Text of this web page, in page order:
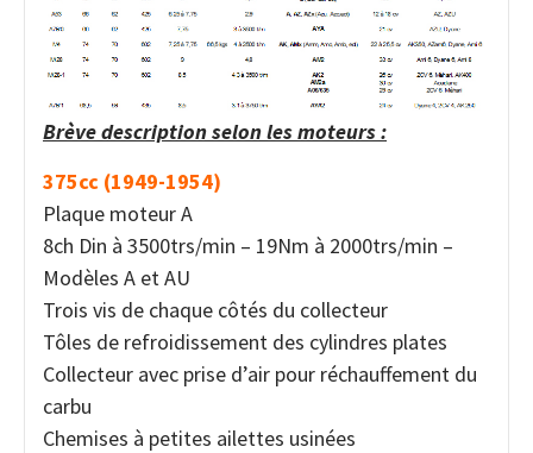
Brève description selon les moteurs :
375cc (1949-1954)
Plaque moteur A
8ch Din à 3500trs/min – 19Nm à 2000trs/min –
Modèles A et AU
Trois vis de chaque côtés du collecteur
Tôles de refroidissement des cylindres plates
Collecteur avec prise d’air pour réchauffement du
carbu
Chemises à petites ailettes usinées